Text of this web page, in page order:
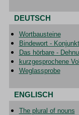
DEUTSCH
Wortbausteine
Bindewort -
Das hörbare -
kurzgesprochene
Weglassprobe
ENGLISCH
The plural of nouns